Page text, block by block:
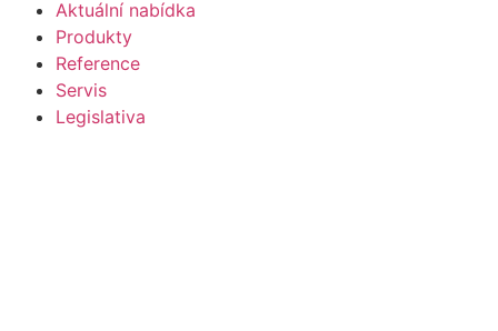
Aktuální nabídka
Produkty
Reference
Servis
Legislativa